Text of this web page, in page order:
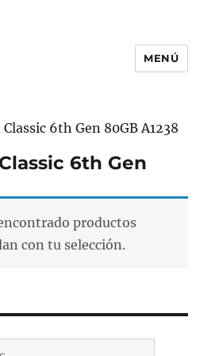
MENÚ
6th Gen 80GB A1238
6th Gen
productos
con tu selección.